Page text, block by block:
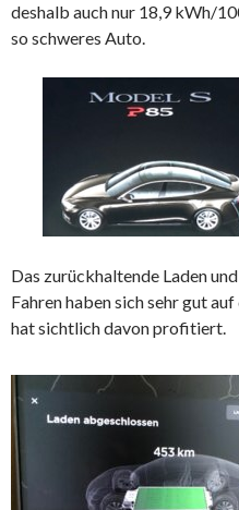
deshalb auch nur 18,9 kWh/
so schweres Auto.
Das zurückhaltende Laden
Fahren haben sich sehr gut
hat sichtlich davon profitiert.